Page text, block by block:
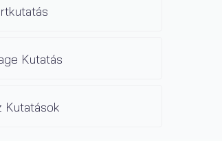
Kutatás
Kutatások